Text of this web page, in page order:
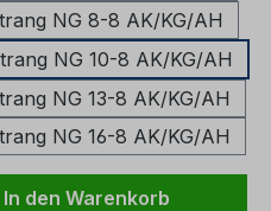
NG 8-8 AK/KG/AH
NG 10-8 AK/KG/AH
NG 13-8 AK/KG/AH
NG 16-8 AK/KG/AH
den
In den Warenkorb